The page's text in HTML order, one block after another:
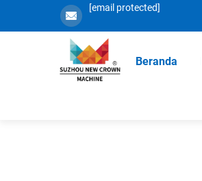
[email protected]
Beranda